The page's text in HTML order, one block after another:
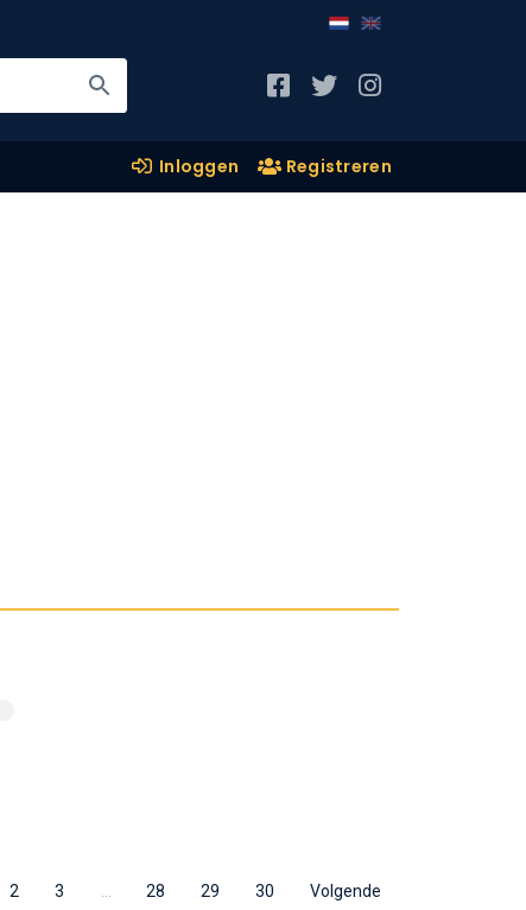
Inloggen Registreren
2 3 28 29 30 Volgende